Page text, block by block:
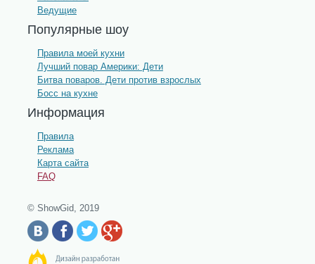
Ведущие
Популярные шоу
Правила моей кухни
Лучший повар Америки: Дети
Битва поваров. Дети против взрослых
Босс на кухне
Информация
Правила
Реклама
Карта сайта
FAQ
© ShowGid, 2019